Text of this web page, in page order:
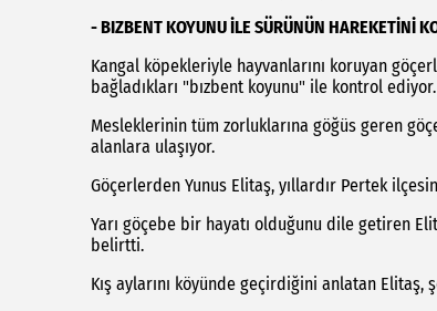
- BIZBENT KOYUNU İLE SÜRÜNÜN HAREKETİNİ
Kangal köpekleriyle hayvanlarını koruyan
bağladıkları "bızbent koyunu" ile kontrol ediyor.
Mesleklerinin tüm zorluklarına göğüs geren
alanlara ulaşıyor.
Göçerlerden Yunus Elitaş, yıllardır Pertek
Yarı göçebe bir hayatı olduğunu dile getiren
belirtti.
Kış aylarını köyünde geçirdiğini anlatan Elitaş,